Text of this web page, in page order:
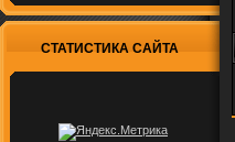
СТАТИСТИКА САЙТА